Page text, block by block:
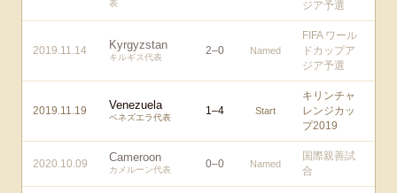
表
ジア予選
2019.11.14 Kyrgyzstan
キルギス代表
2–0 Named
FIFA ワール
ドカップア
ジア予選
2019.11.19 Venezuela
ベネズエラ代表
1–4 Start
キリンチャ
レンジカッ
プ2019
2020.10.09 Cameroon
カメルーン代表 0–0 Named
国際親善試
合